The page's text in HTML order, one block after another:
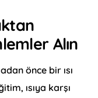
Alın
önce bir ısı
ısıya karşı